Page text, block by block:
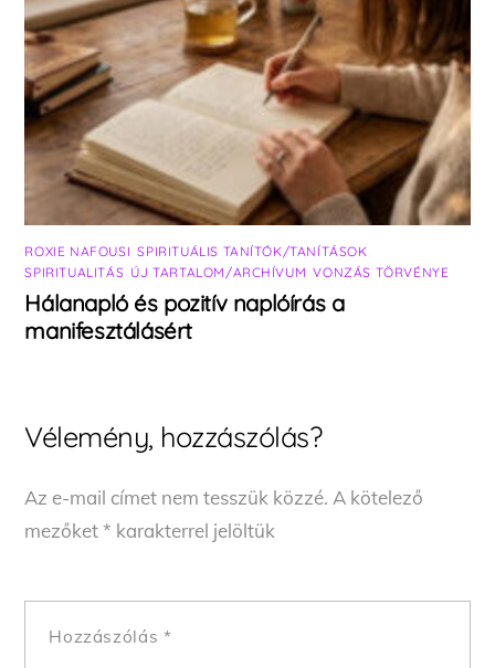
ROXIE NAFOUSI ,SPIRITUÁLIS TANÍTÓK/TANÍTÁSOK
SPIRITUALITÁS ÚJ TARTALOM/ARCHÍVUM ,VONZÁS TÖRVÉNYE
Hálanapló és pozitív naplóírás a
manifesztálásért
Vélemény, hozzászólás?
Az e-mail címet nem tesszük közzé. A kötelező
mezőket* karakterrel jelöltük
Hozzászólás *